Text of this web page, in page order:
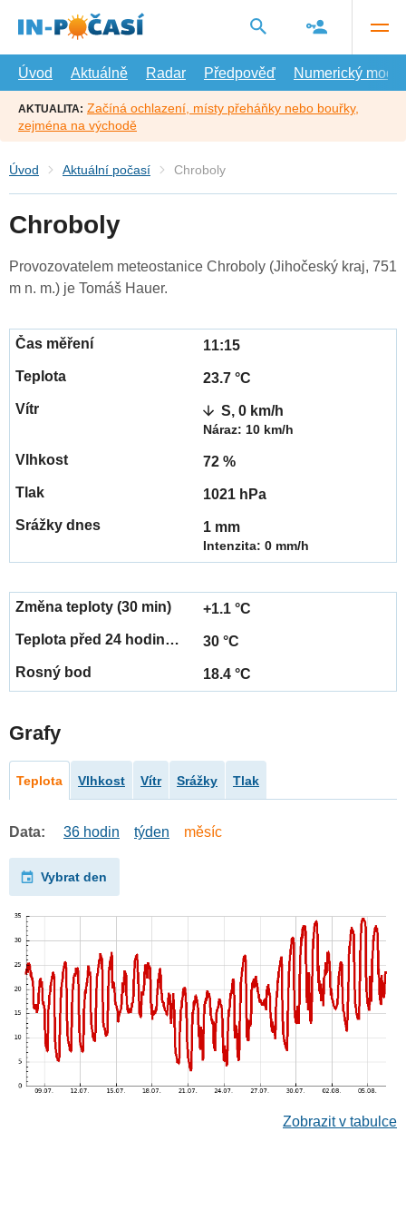
hlavní
Úvod
Aktuálně Radar Předpověď Numerický model
AKTUALITA: Začíná ochlazení, místy přeháňky nebo bouřky,
zejména na východě
Úvod Aktuální počasí Chroboly
Chroboly
Provozovatelem meteostanice Chroboly (Jihočeský kraj, 751
m n. m.) je Tomáš Hauer.
11:15
23.7 °C
S, 0 km/h
Náraz: 10 km/h
72 %
1021 hPa
1 mm
Intenzita: 0 mm/h
+1.1 °C
30 °C
18.4 °C
Grafy
Teplota Vlhkost Vítr Srážky Tlak
Data: 36 hodin týden měsíc
Vybrat den
Zobrazit v tabulce